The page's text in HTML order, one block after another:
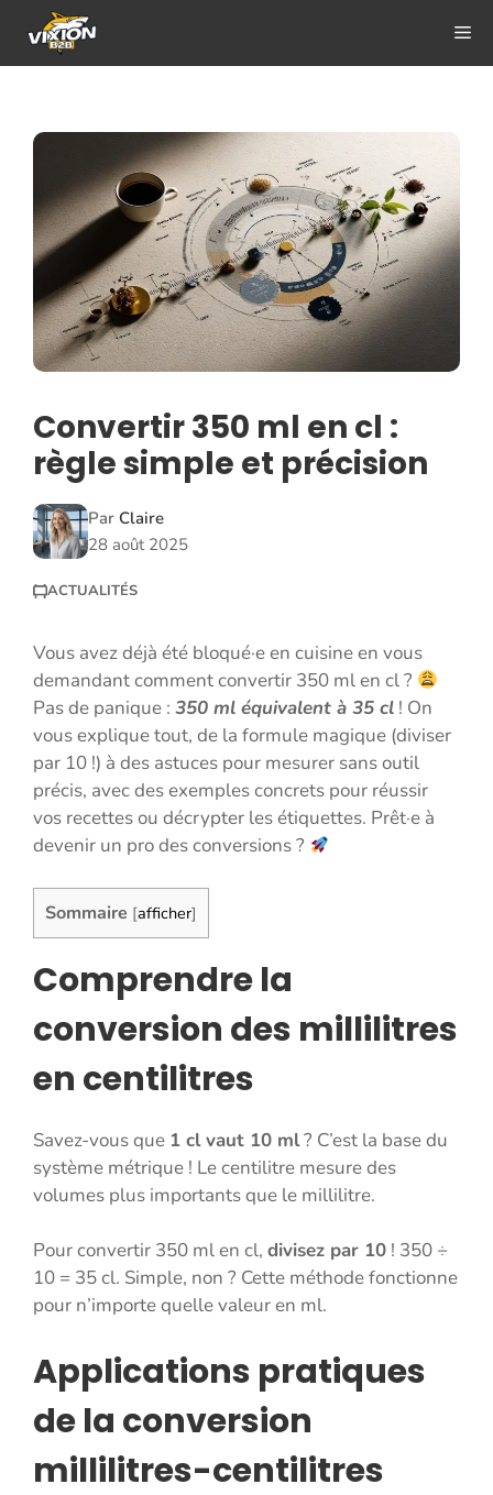
contenu
Convertir 350 ml en cl :
règle simple et précision
Par Claire
28 août 2025
ACTUALITÉS
Vous avez déjà été bloqué·e en cuisine en vous
demandant comment convertir 350 ml en cl ?
Pas de panique : 350 ml équivalent à 35 cl ! On
vous explique tout, de la formule magique (diviser
par 10 !) à des astuces pour mesurer sans outil
précis, avec des exemples concrets pour réussir
vos recettes ou décrypter les étiquettes. Prêt·e à
devenir un pro des conversions ?
Sommaire [afficher]
Comprendre la
conversion des millilitres
en centilitres
Savez-vous que 1 cl vaut 10 ml? C’est la base du
système métrique ! Le centilitre mesure des
volumes plus importants que le millilitre.
Pour convertir 350 ml en cl, divisez par 10 ! 350 ÷
10 = 35 cl. Simple, non ? Cette méthode fonctionne
pour n’importe quelle valeur en ml.
Applications pratiques
de la conversion
millilitres-centilitres